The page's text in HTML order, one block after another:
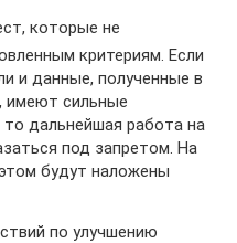
которые не
критериям. Если
и данные, полученные в
имеют сильные
дальнейшая работа на
под запретом. На
будут наложены
по улучшению